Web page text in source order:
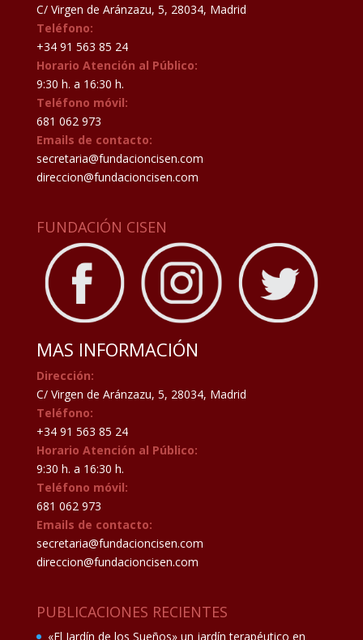
C/ Virgen de Aránzazu, 5, 28034, Madrid
Teléfono:
+34 91 563 85 24
Horario Atención al Público:
9:30 h. a 16:30 h.
Teléfono móvil:
681 062 973
Emails de contacto:
secretaria@fundacioncisen.com
direccion@fundacioncisen.com
FUNDACIÓN CISEN
MAS INFORMACIÓN
Dirección:
C/ Virgen de Aránzazu, 5, 28034, Madrid
Teléfono:
+34 91 563 85 24
Horario Atención al Público:
9:30 h. a 16:30 h.
Teléfono móvil:
681 062 973
Emails de contacto:
secretaria@fundacioncisen.com
direccion@fundacioncisen.com
PUBLICACIONES RECIENTES
«El Jardín de los Sueños» un jardín terapéutico en